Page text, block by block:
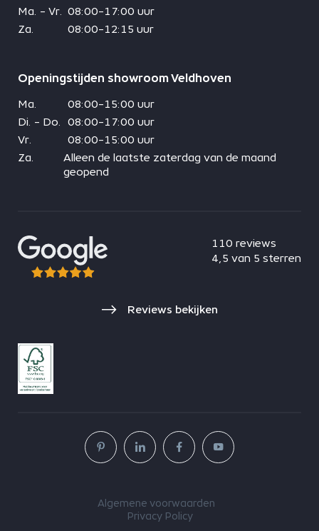
Ma. - Vr.
08:00-17:00 uur
Za.
08:00-12:15 uur
Openingstijden showroom Veldhoven
Ma.
08:00-15:00 uur
Di. - Do.
08:00-17:00 uur
Vr.
08:00-15:00 uur
Za.
Alleen de laatste zaterdag van de maand
geopend
110 reviews
4,5 van 5 sterren
Reviews bekijken
Algemene voorwaarden
Privacy Policy